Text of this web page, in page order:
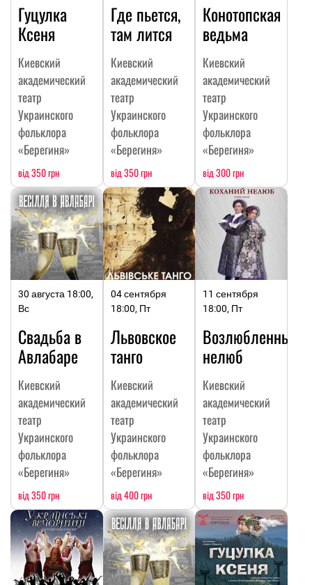
Гуцулка
Ксеня
Киевский
академический
театр
Украинского
фольклора
«Берегиня»
від 350 грн
Где пьется,
там лится
Киевский
академический
театр
Украинского
фольклора
«Берегиня»
від 350 грн
Конотопская
ведьма
Киевский
академический
театр
Украинского
фольклора
«Берегиня»
від 300 грн
30 августа 18:00,
Вс
Свадьба в
Авлабаре
Киевский
академический
театр
Украинского
фольклора
«Берегиня»
від 350 грн
04 сентября
18:00, Пт
Львовское
танго
Киевский
академический
театр
Украинского
фольклора
«Берегиня»
від 400 грн
11 сентября
18:00, Пт
Возлюбленный
нелюб
Киевский
академический
театр
Украинского
фольклора
«Берегиня»
від 350 грн